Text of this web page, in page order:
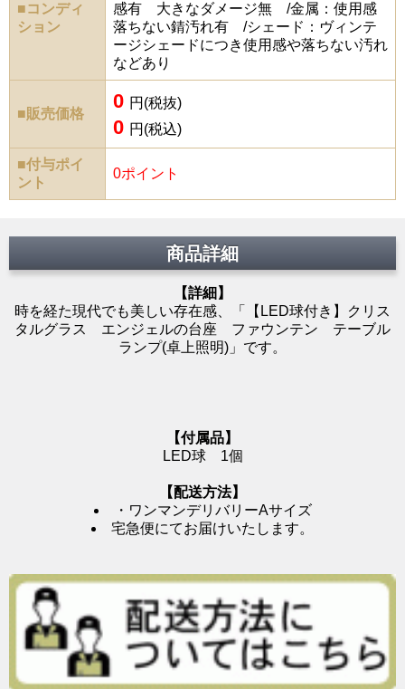
■コンディ
ション
感有 大きなダメージ無 /金属：使用感
落ちない錆汚れ有 /シェード：ヴィンテ
ージシェードにつき使用感や落ちない汚れ
などあり
■販売価格
0 円(税抜)
0 円(税込)
■付与ポイ
ント
0ポイント
商品詳細
【詳細】
時を経た現代でも美しい存在感、「【LED球付き】クリス
タルグラス エンジェルの台座 ファウンテン テーブル
ランプ(卓上照明)」です。
【付属品】
LED球 1個
【配送方法】
・ワンマンデリバリーAサイズ
宅急便にてお届けいたします。